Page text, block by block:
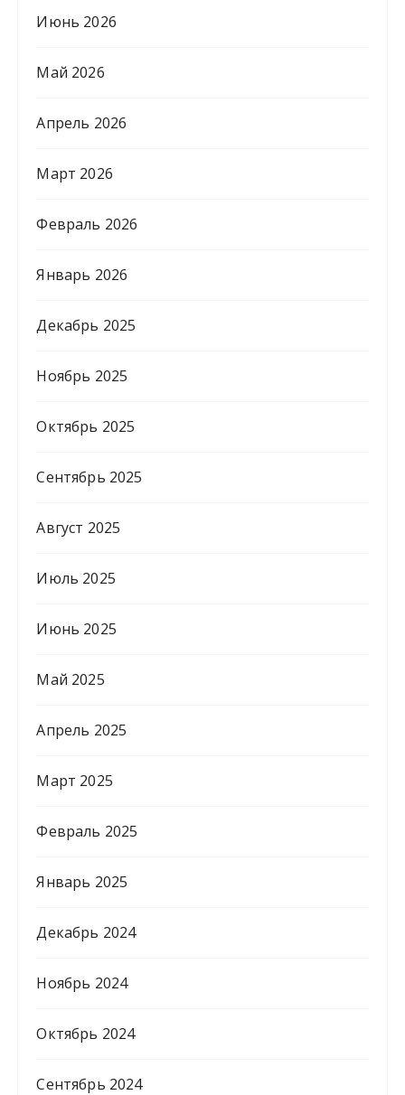
Июнь 2026
Май 2026
Апрель 2026
Март 2026
Февраль 2026
Январь 2026
Декабрь 2025
Ноябрь 2025
Октябрь 2025
Сентябрь 2025
Август 2025
Июль 2025
Июнь 2025
Май 2025
Апрель 2025
Март 2025
Февраль 2025
Январь 2025
Декабрь 2024
Ноябрь 2024
Октябрь 2024
Сентябрь 2024